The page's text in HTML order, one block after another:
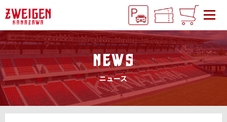
NEWS
ニュース